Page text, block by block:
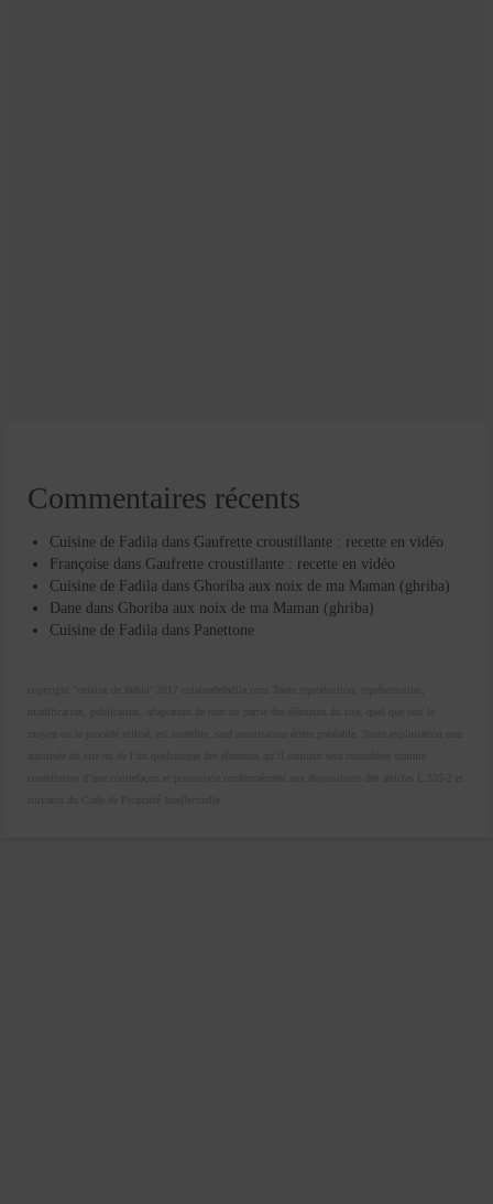
Commentaires récents
Cuisine de Fadila dans Gaufrette croustillante : recette en vidéo
Françoise dans Gaufrette croustillante : recette en vidéo
Cuisine de Fadila dans Ghoriba aux noix de ma Maman (ghriba)
Dane dans Ghoriba aux noix de ma Maman (ghriba)
Cuisine de Fadila dans Panettone